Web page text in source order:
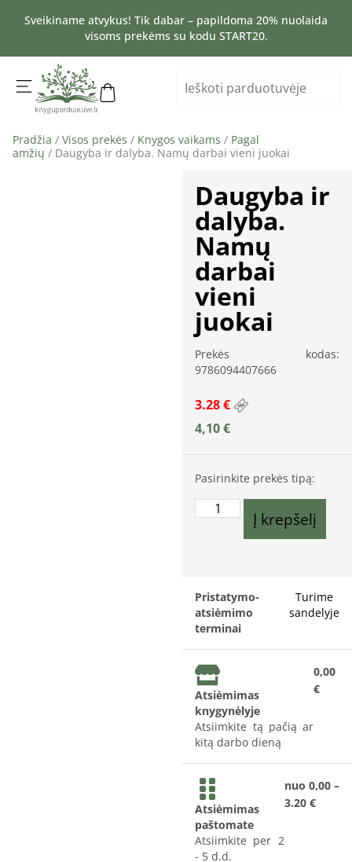
Sveikiname atvykus! Tik dabar – papildoma 20% nuolaida
visoms prekėms su kodu START20.
Pradžia / Visos prekės / Knygos vaikams / Pagal
amžių / Daugyba ir dalyba. Namų darbai vieni juokai
Daugyba ir
dalyba.
Namų
darbai
vieni
juokai
Prekės kodas:
9786094407666
3.28 €
4,10€
Pasirinkite prekės tipą:
Į krepšelį
Pristatymo-
atsiėmimo
terminai
Turime
sandelyje
Atsiėmimas
knygynėlyje
Atsiimkite tą pačią ar
kitą darbo dieną
0,00
€
Atsiėmimas
paštomate
Atsiimkite per 2
- 5 d.d.
nuo 0,00 –
3.20 €